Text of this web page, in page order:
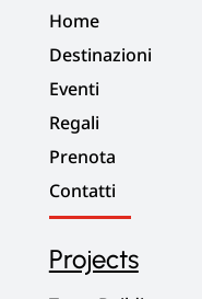
Home
Destinazioni
Eventi
Regali
Prenota
Contatti
Projects